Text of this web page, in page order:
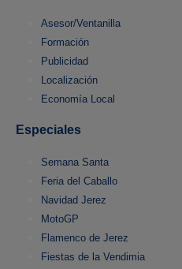
Asesor/Ventanilla
Formación
Publicidad
Localización
Economía Local
Especiales
Semana Santa
Feria del Caballo
Navidad Jerez
MotoGP
Flamenco de Jerez
Fiestas de la Vendimia